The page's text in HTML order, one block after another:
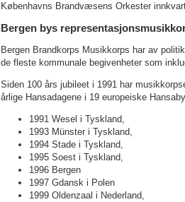
Københavns Brandvæsens Orkester
Bergen bys
Bergen Brandkorps Musikkorps har av
de fleste kommunale begivenheter som
Siden 100 års jubileet i 1991 har
årlige Hansadagene i 19 europeiske
1991 Wesel i Tyskland,
1993 Münster i Tyskland,
1994 Stade i Tyskland,
1995 Soest i Tyskland,
1996 Bergen
1997 Gdansk i Polen
1999 Oldenzaal i Nederland,